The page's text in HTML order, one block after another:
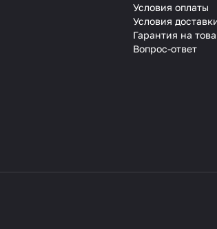
Условия оплаты
Условия
Гарантия на
Вопрос-ответ